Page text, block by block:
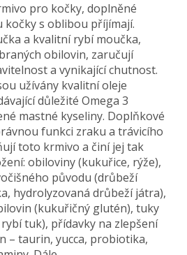
pro kočky, doplněné
s oblibou příjímají.
a kvalitní rybí moučka,
obilovin, zaručují
a vynikající chutnost.
užívány kvalitní oleje
důležité Omega 3
mastné kyseliny. Doplňkové
funkci zraku a trávicího
toto krmivo a činí jej tak
obiloviny (kukuřice, rýže),
původu (drůbeží
hydrolyzovaná drůbeží játra),
(kukuřičný glutén), tuky
tuk), přídavky na zlepšení
– taurin, yucca, probiotika,